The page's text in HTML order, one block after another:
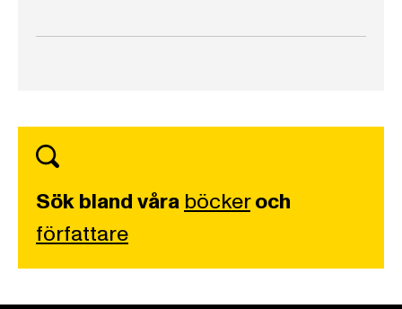
Sök bland våra böckeroch
författare